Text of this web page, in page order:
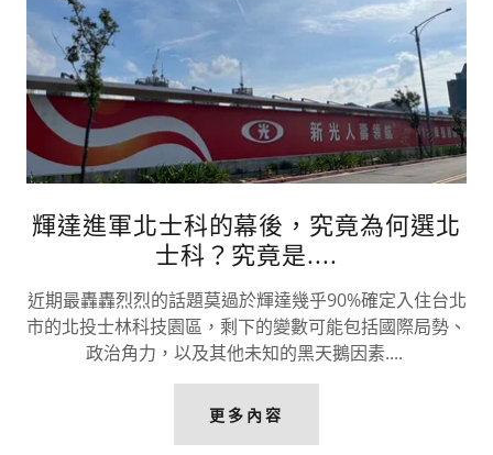
輝達進軍北士科的幕後，究竟為何選北
士科？究竟是....
近期最轟轟烈烈的話題莫過於輝達幾乎90%確定入住台北
市的北投士林科技園區，剩下的變數可能包括國際局勢、
政治角力，以及其他未知的黑天鵝因素....
更多內容